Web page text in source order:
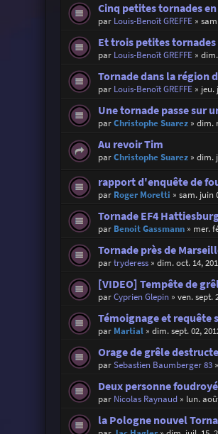
Cinq petites tornades
par Louis-Benoît GREFFE»
Et trois petites tornades
par Louis-Benoît GREFFE»
Tornade dans la région
par Louis-Benoît GREFFE» jeu.
Une tornade passe sur
parChristophe Suarez» dim.
Au revoir Tim
parChristophe Suarez» dim.
rapport d'enquête de
par Roger Moretti » sam. juin
Tornade EF4
par Benoit Gassmann» mer.
Tornade près de
partryderess» dim. oct. 14,
[VIDEO] Tempête de
parCyprien Glepin» ven. sept.
Témoignage et requête
par Martial» dim. sept. 02,
Orage de grêle
parSebastien Baumberger 83»
Deux personne
par Nicolas Raynaud» lun.
la Pologne nouvel